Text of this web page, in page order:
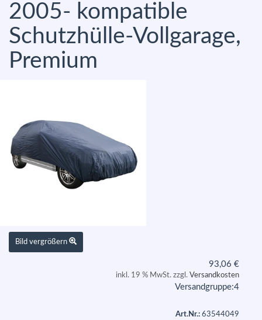
2005- kompatible
Schutzhülle-Vollgarage,
Premium
Bild vergrößern
93,06 €
inkl. 19 % MwSt. zzgl. Versandkosten
Versandgruppe:4
Art.Nr.: 63544049